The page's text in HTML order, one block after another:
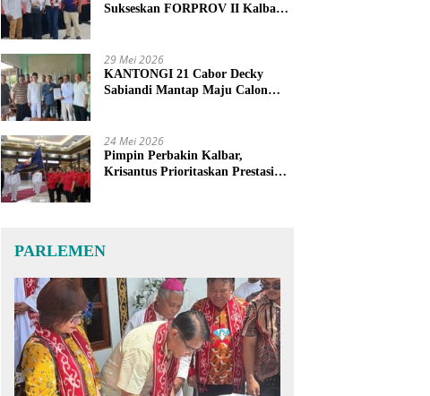
Sukseskan FORPROV II Kalbar
29 Mei 2026
KANTONGI 21 Cabor Decky
Sabiandi Mantap Maju Calon
24 Mei 2026
Pimpin Perbakin Kalbar,
Krisantus Prioritaskan Prestasi
PARLEMEN